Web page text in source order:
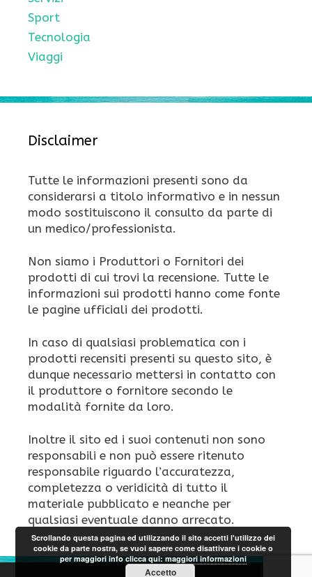
Sport
Tecnologia
Viaggi
Disclaimer
Tutte le informazioni presenti sono da
considerarsi a titolo informativo e in nessun
modo sostituiscono il consulto da parte di
un medico/professionista.
Non siamo i Produttori o Fornitori dei
prodotti di cui trovi la recensione. Tutte le
informazioni sui prodotti hanno come fonte
le pagine ufficiali dei prodotti.
In caso di qualsiasi problematica con i
prodotti recensiti presenti su questo sito, è
dunque necessario mettersi in contatto con
il produttore o fornitore secondo le
modalità fornite da loro.
Inoltre il sito ed i suoi contenuti non sono
responsabili e non può essere ritenuto
responsabile riguardo l’accuratezza,
completezza o veridicità di tutto il
materiale pubblicato e neanche per
qualsiasi eventuale danno arrecato.
Scrollando questa pagina ed utilizzando il sito accetti l'utilizzo dei
cookie da parte nostra, se vuoi sapere come disattivare i cookie o
per maggiori info clicca qui:maggiori informazioni
Accetto